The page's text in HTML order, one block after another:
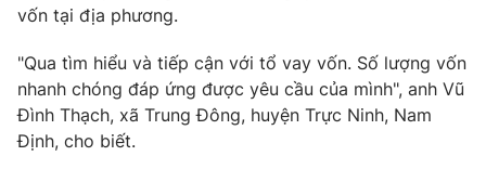
® Cấm sao chép dưới mọi hình thức nếu không có sự chấp
thông tin từ website này.
vốn tại địa phương.
"Qua tìm hiểu và tiếp cận với tổ vay vốn. Số lượng vốn
nhanh chóng đáp ứng được yêu cầu của mình", anh Vũ
Đình Thạch, xã Trung Đông, huyện Trực Ninh, Nam
Định, cho biết.